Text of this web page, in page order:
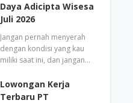
Daya Adicipta Wisesa
Juli 2026
Jangan pernah menyerah
dengan kondisi yang kau
miliki saat ini, dan jangan…
Lowongan Kerja
Terbaru PT